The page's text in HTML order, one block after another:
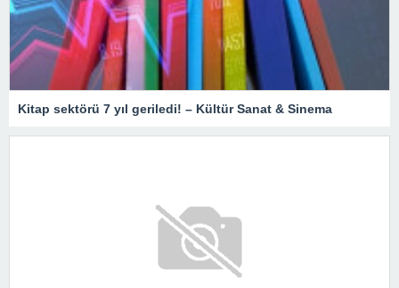
Kitap sektörü 7 yıl geriledi! – Kültür Sanat & Sinema